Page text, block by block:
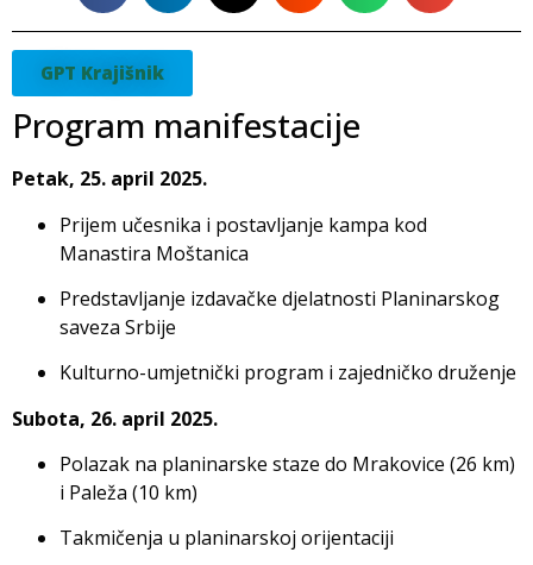
GPT Krajišnik
Program manifestacije
Petak, 25. april 2025.
Prijem učesnika i postavljanje kampa kod
Manastira Moštanica
Predstavljanje izdavačke djelatnosti Planinarskog
saveza Srbije
Kulturno-umjetnički program i zajedničko druženje
Subota, 26. april 2025.
Polazak na planinarske staze do Mrakovice (26 km)
i Paleža (10 km)
Takmičenja u planinarskoj orijentaciji